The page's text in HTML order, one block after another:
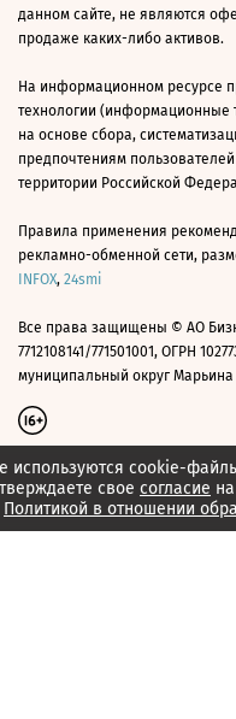
используются cookie-
свое согласие
Политикой в отношении
данном сайте, не являются
продаже каких-либо активов.
На информационном ресурсе
технологии (информационные
на основе сбора,
предпочтениям
территории Российской
Правила применения
рекламно-обменной сети,
INFOX, 24smi
Все права защищены © АО
7712108141/771501001, ОГРН
муниципальный округ Марьина